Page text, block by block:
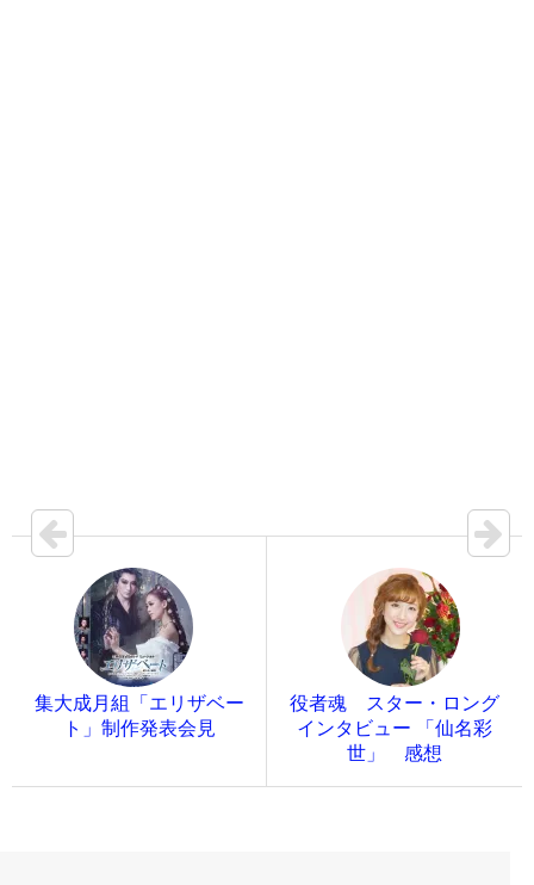
集大成月組「エリザベー
ト」制作発表会見
役者魂 スター・ロング
インタビュー 「仙名彩
世」 感想